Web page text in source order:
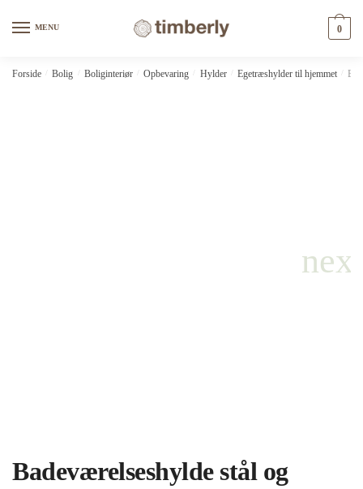
MENU 0
Forside Bolig Boliginteriør Opbevaring Hylder Egetræshylder til hjemmet
Badeværelseshylde stål og